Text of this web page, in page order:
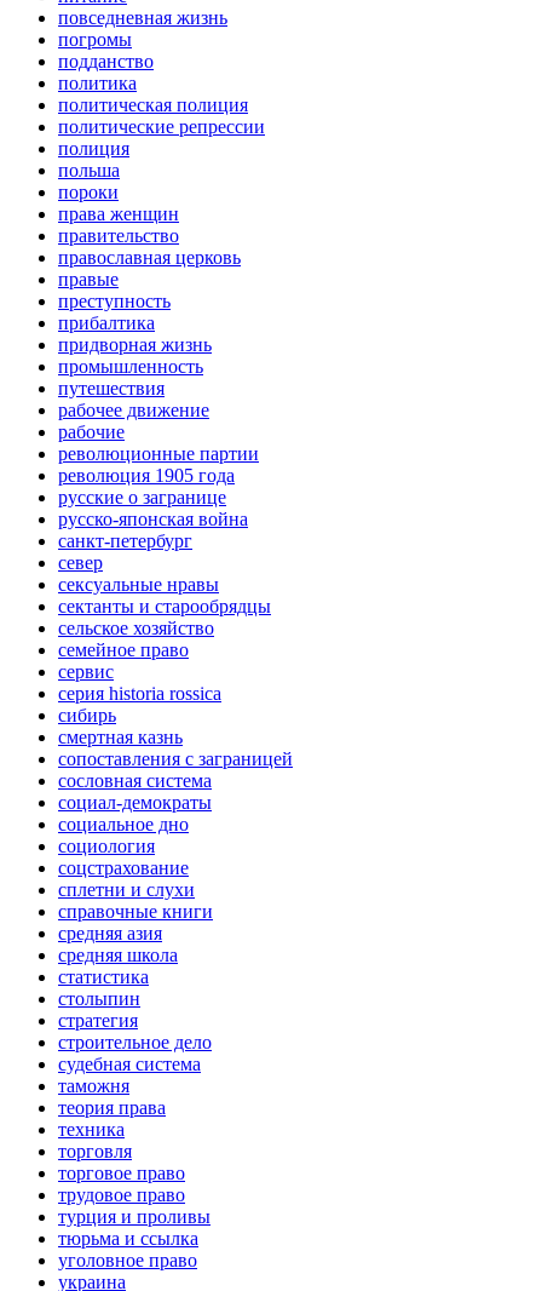
повседневная жизнь
погромы
подданство
политика
политическая полиция
политические репрессии
полиция
польша
пороки
права женщин
правительство
православная церковь
правые
преступность
прибалтика
придворная жизнь
промышленность
путешествия
рабочее движение
рабочие
революционные партии
революция 1905 года
русские о загранице
русско-японская война
санкт-петербург
север
сексуальные нравы
сектанты и старообрядцы
сельское хозяйство
семейное право
сервис
серия historia rossica
сибирь
смертная казнь
сопоставления с заграницей
сословная система
социал-демократы
социальное дно
социология
соцстрахование
сплетни и слухи
справочные книги
средняя азия
средняя школа
статистика
столыпин
стратегия
строительное дело
судебная система
таможня
теория права
техника
торговля
торговое право
трудовое право
турция и проливы
тюрьма и ссылка
уголовное право
украина